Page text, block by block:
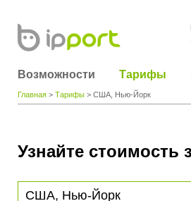
Возможности Тарифы
Главная > Тарифы > США, Нью-Йорк
Узнайте стоимость